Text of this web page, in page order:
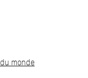
monde